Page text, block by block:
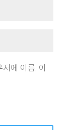
에 이름, 이